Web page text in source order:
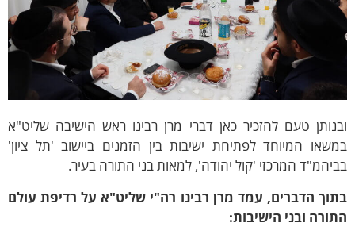
טעם להזכיר כאן דברי מרן רבינו ראש הישיבה שליט"א
המיוחד לפתיחת ישיבות בין הזמנים ביישוב 'תל ציון'
המרכזי 'קול יהודה', למאות בני התורה בעיר.
הדברים, עמד מרן רבינו רה"י שליט"א על רדיפת עולם
ובני הישיבות: